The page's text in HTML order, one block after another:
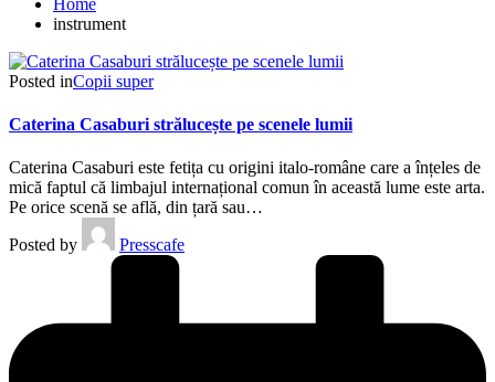
instrument
Posted inCopii super
Caterina Casaburi strălucește pe scenele lumii
Caterina Casaburi este fetița cu origini italo-române care a înțeles de
mică faptul că limbajul internațional comun în această lume este arta.
Pe orice scenă se află, din țară sau…
Posted by
Presscafe